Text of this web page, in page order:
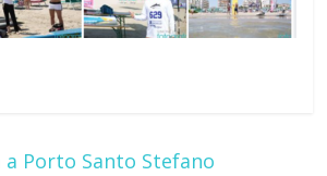
a Porto Santo Stefano